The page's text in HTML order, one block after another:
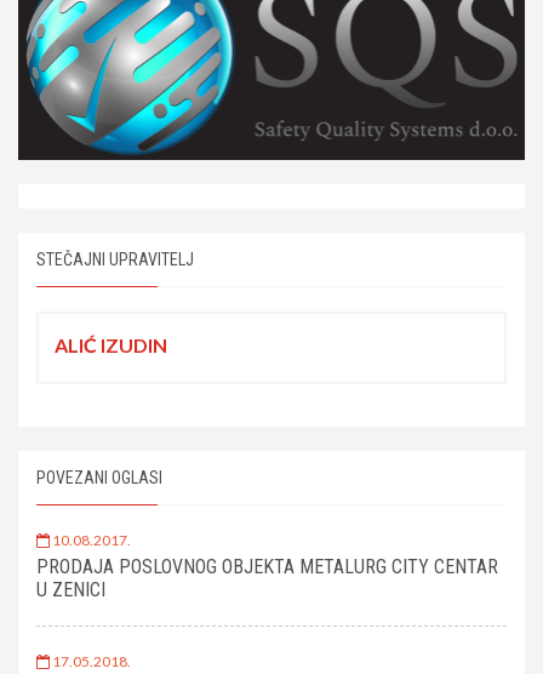
STEČAJNI UPRAVITELJ
ALIĆ IZUDIN
POVEZANI OGLASI
10.08.2017.
PRODAJA POSLOVNOG OBJEKTA METALURG CITY CENTAR
U ZENICI
17.05.2018.